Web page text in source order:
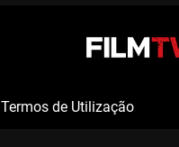
Termos de Utilização